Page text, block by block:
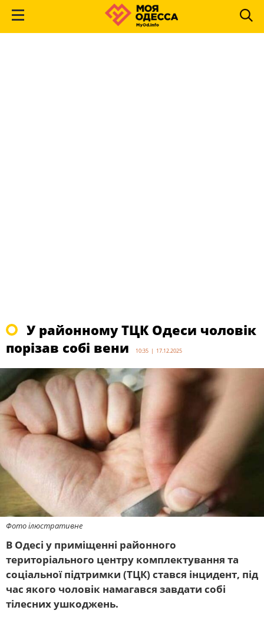
У районному ТЦК Одеси чоловік
порізав собі вени
10:35 | 17.12.2025
Фото ілюстративне
В Одесі у приміщенні районного
територіального центру комплектування та
соціальної підтримки (ТЦК) стався інцидент, під
час якого чоловік намагався завдати собі
тілесних ушкоджень.